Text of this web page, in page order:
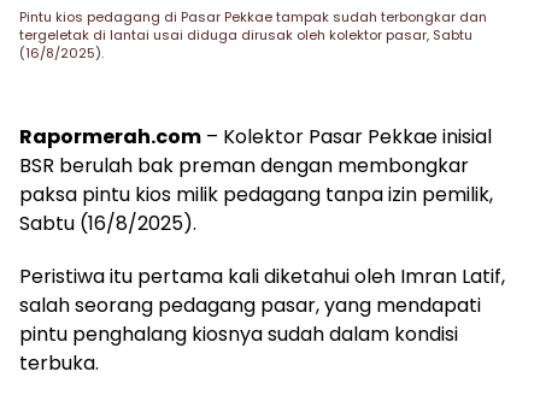
Pintu kios pedagang di Pasar Pekkae tampak sudah terbongkar dan
tergeletak di lantai usai diduga dirusak oleh kolektor pasar, Sabtu
(16/8/2025).
Rapormerah.com – Kolektor Pasar Pekkae inisial
BSR berulah bak preman dengan membongkar
paksa pintu kios milik pedagang tanpa izin pemilik,
Sabtu (16/8/2025).
Peristiwa itu pertama kali diketahui oleh Imran Latif,
salah seorang pedagang pasar, yang mendapati
pintu penghalang kiosnya sudah dalam kondisi
terbuka.